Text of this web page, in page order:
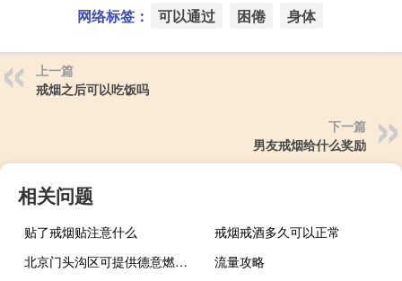
网络标签： 可以通过 困倦 身体
上一篇
戒烟之后可以吃饭吗
下一篇
男友戒烟给什么奖励
相关问题
贴了戒烟贴注意什么
戒烟戒酒多久可以正常
北京门头沟区可提供德意燃气灶维修服务地址在哪
流量攻略